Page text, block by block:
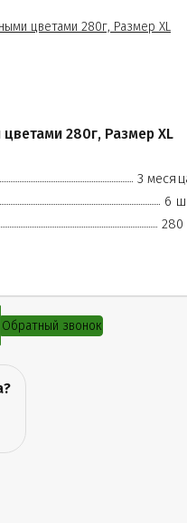
280г, Размер XL
3
6
280
Обратный звонок